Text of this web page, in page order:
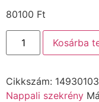
80100 Ft
Kosárba
Cikkszám:
Nappali szekrény